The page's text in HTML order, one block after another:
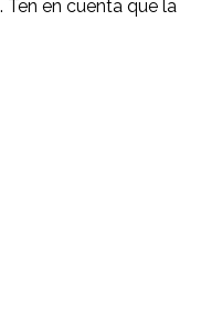
en cuenta que la